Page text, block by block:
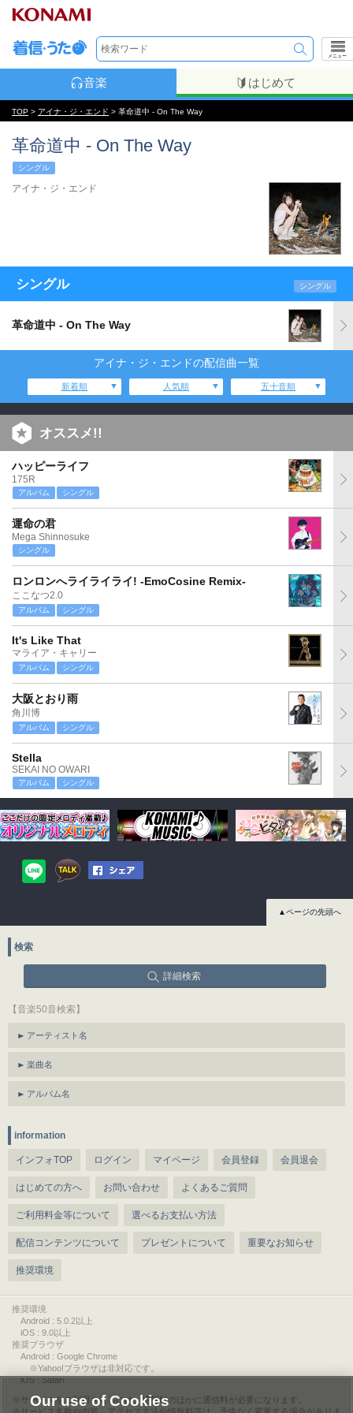
メニュー
音楽 はじめて
TOP > アイナ・ジ・エンド > 革命道中 - On The Way
革命道中 - On The Way
シングル
アイナ・ジ・エンド
シングル シングル
革命道中 - On The Way
アイナ・ジ・エンドの配信曲一覧
新着順 人気順 五十音順
オススメ!!
ハッピーライフ
175R
アルバム シングル
運命の君
Mega Shinnosuke
シングル
ロンロンへライライライ! -EmoCosine Remix-
ここなつ2.0
アルバム シングル
It's Like That
マライア・キャリー
アルバム シングル
大阪とおり雨
角川博
アルバム シングル
Stella
SEKAI NO OWARI
アルバム シングル
▲ページの先頭へ
検索
詳細検索
【音楽50音検索】
アーティスト名
楽曲名
アルバム名
information
インフォTOP ログイン マイページ 会員登録 会員退会
はじめての方へ お問い合わせ よくあるご質問
ご利用料金等について 選べるお支払い方法
配信コンテンツについて プレゼントについて 重要なお知らせ
推奨環境
推奨環境
Android : 5.0.2以上
iOS : 9.0以上
推奨ブラウザ
Android : Google Chrome
※Yahoo!ブラウザは非対応です。
iOS : Safari
サービスをご利用されるには、情報料のほかに通信料が必要になります。
Our use of Cookies